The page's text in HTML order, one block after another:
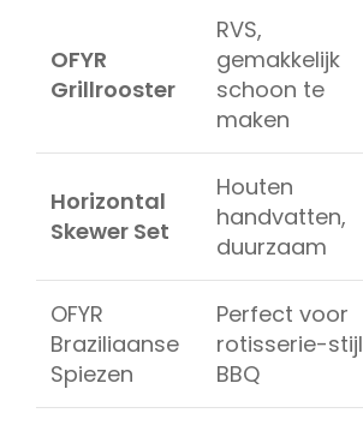
OFYR
Grillrooster
RVS,
gemakkelijk
schoon te
maken
Horizontal
Skewer Set
Houten
handvatten,
duurzaam
OFYR
Braziliaanse
Spiezen
Perfect voor
rotisserie-stijl
BBQ